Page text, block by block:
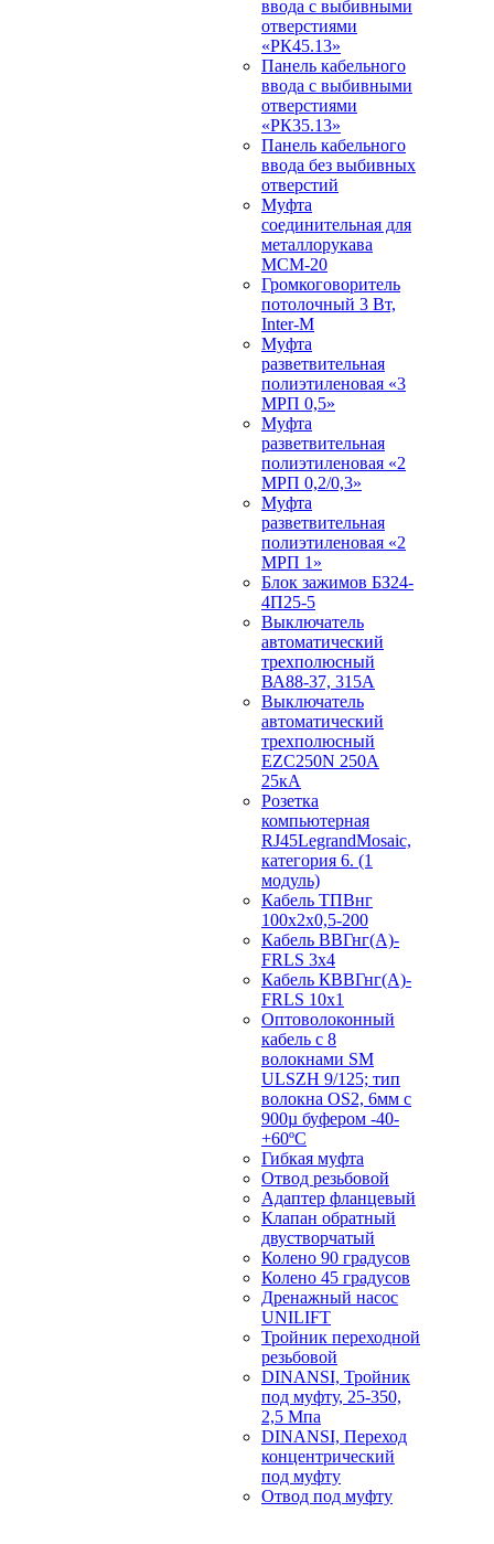
ввода с выбивными
отверстиями
«РК45.13»
Панель кабельного
ввода с выбивными
отверстиями
«РК35.13»
Панель кабельного
ввода без выбивных
отверстий
Муфта
соединительная для
металлорукава
МСМ-20
Громкоговоритель
потолочный 3 Вт,
Inter-M
Муфта
разветвительная
полиэтиленовая «3
МРП 0,5»
Муфта
разветвительная
полиэтиленовая «2
МРП 0,2/0,3»
Муфта
разветвительная
полиэтиленовая «2
МРП 1»
Блок зажимов БЗ24-
4П25-5
Выключатель
автоматический
трехполюсный
ВА88-37, 315А
Выключатель
автоматический
трехполюсный
EZC250N 250А
25кА
Розетка
компьютерная
RJ45LegrandMosaic,
категория 6. (1
модуль)
Кабель ТПВнг
100х2х0,5-200
Кабель ВВГнг(А)-
FRLS 3х4
Кабель КВВГнг(А)-
FRLS 10х1
Оптоволоконный
кабель с 8
волокнами SM
ULSZH 9/125; тип
волокна OS2, 6мм с
900µ буфером -40-
+60ºC
Гибкая муфта
Отвод резьбовой
Адаптер фланцевый
Клапан обратный
двустворчатый
Колено 90 градусов
Колено 45 градусов
Дренажный насос
UNILIFT
Тройник переходной
резьбовой
DINANSI, Тройник
под муфту, 25-350,
2,5 Мпа
DINANSI, Переход
концентрический
под муфту
Отвод под муфту